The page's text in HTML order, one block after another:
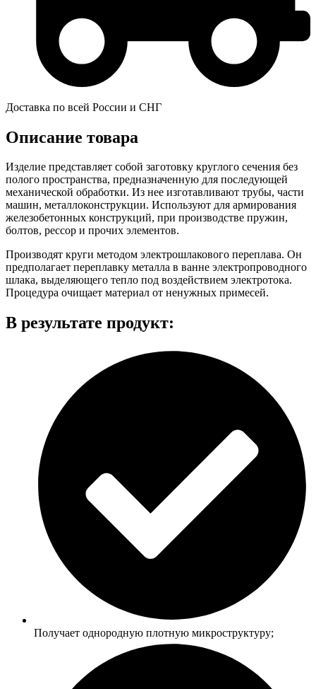
Доставка по всей России и СНГ
Описание товара
Изделие представляет собой заготовку круглого сечения без
полого пространства, предназначенную для последующей
механической обработки. Из нее изготавливают трубы, части
машин, металлоконструкции. Используют для армирования
железобетонных конструкций, при производстве пружин,
болтов, рессор и прочих элементов.
Производят круги методом электрошлакового переплава. Он
предполагает переплавку металла в ванне электропроводного
шлака, выделяющего тепло под воздействием электротока.
Процедура очищает материал от ненужных примесей.
В результате продукт:
Получает однородную плотную микроструктуру;